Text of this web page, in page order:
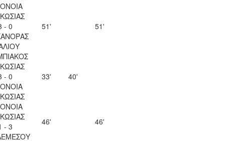
- 0
51' 51'
- 0
33' 40'
- 3
46' 46'